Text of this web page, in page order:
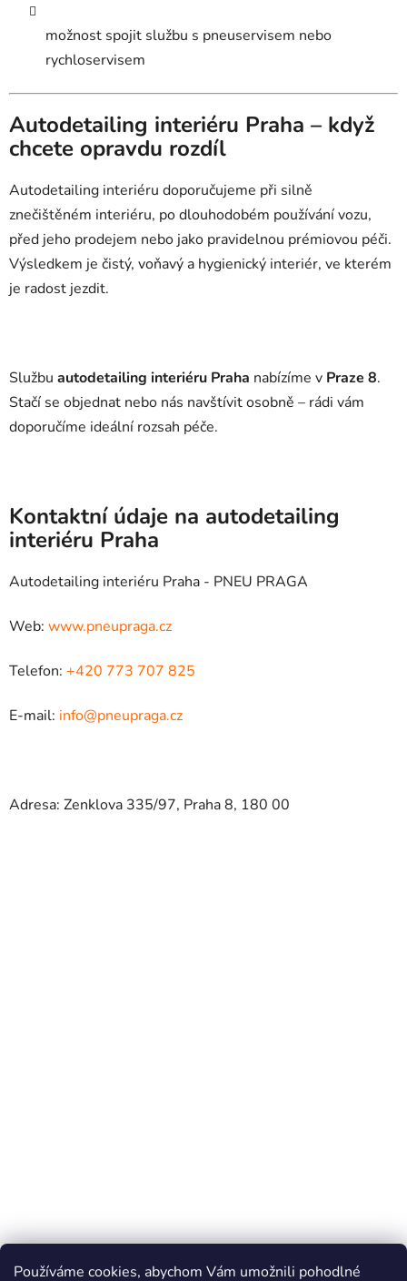
Používáme cookies, abychom Vám umožnili pohodlné
možnost spojit službu s pneuservisem nebo
rychloservisem
Autodetailing interiéru Praha – když
chcete opravdu rozdíl
Autodetailing interiéru doporučujeme při silně
znečištěném interiéru, po dlouhodobém používání vozu,
před jeho prodejem nebo jako pravidelnou prémiovou péči.
Výsledkem je čistý, voňavý a hygienický interiér, ve kterém
je radost jezdit.
Službu autodetailing interiéru Praha nabízíme v Praze 8.
Stačí se objednat nebo nás navštívit osobně – rádi vám
doporučíme ideální rozsah péče.
Kontaktní údaje na autodetailing
interiéru Praha
Autodetailing interiéru Praha - PNEU PRAGA
Web: www.pneupraga.cz
Telefon: +420 773 707 825
E-mail: info@pneupraga.cz
Adresa: Zenklova 335/97, Praha 8, 180 00